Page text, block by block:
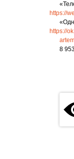
https://
https://
8